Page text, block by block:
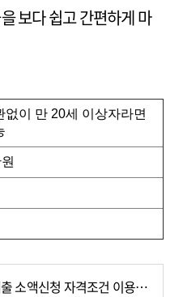
보다 쉽고 간편하게 마
없이 만 20세 이상자라면
핀크 비상금대출 소액신청 자격조건 이용방법 장점 추천하는이유